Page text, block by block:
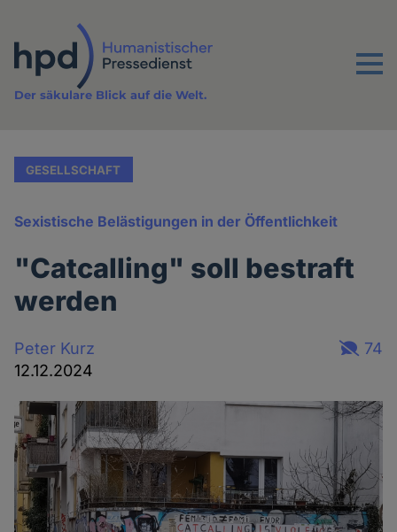
Inhalt
Menu
Der säkulare Blick auf die Welt.
GESELLSCHAFT
Sexistische Belästigungen in der Öffentlichkeit
"Catcalling" soll bestraft
werden
Peter Kurz
12.12.2024
74